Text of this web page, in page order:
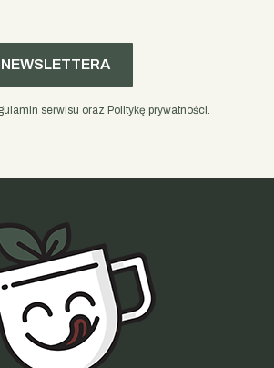
serwisu oraz Politykę prywatności.